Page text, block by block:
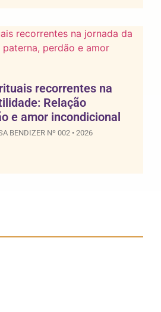
recorrentes na
Relação
e amor incondicional
BENDIZER Nº 002 • 2026